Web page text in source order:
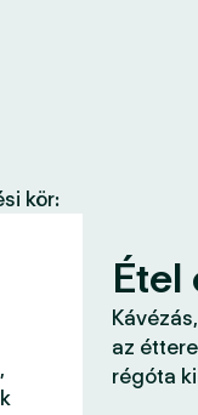
kör:
Étel
az
régóta